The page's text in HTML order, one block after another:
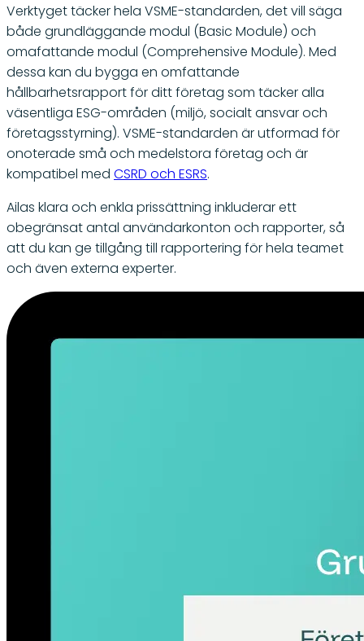
Verktyget täcker hela VSME-standarden, det vill säga
både grundläggande modul (Basic Module) och
omafattande modul (Comprehensive Module). Med
dessa kan du bygga en omfattande
hållbarhetsrapport för ditt företag som täcker alla
väsentliga ESG-områden (miljö, socialt ansvar och
företagsstyrning). VSME-standarden är utformad för
onoterade små och medelstora företag och är
kompatibel med CSRD och ESRS.
Ailas klara och enkla prissättning inkluderar ett
obegränsat antal användarkonton och rapporter, så
att du kan ge tillgång till rapportering för hela teamet
och även externa experter.